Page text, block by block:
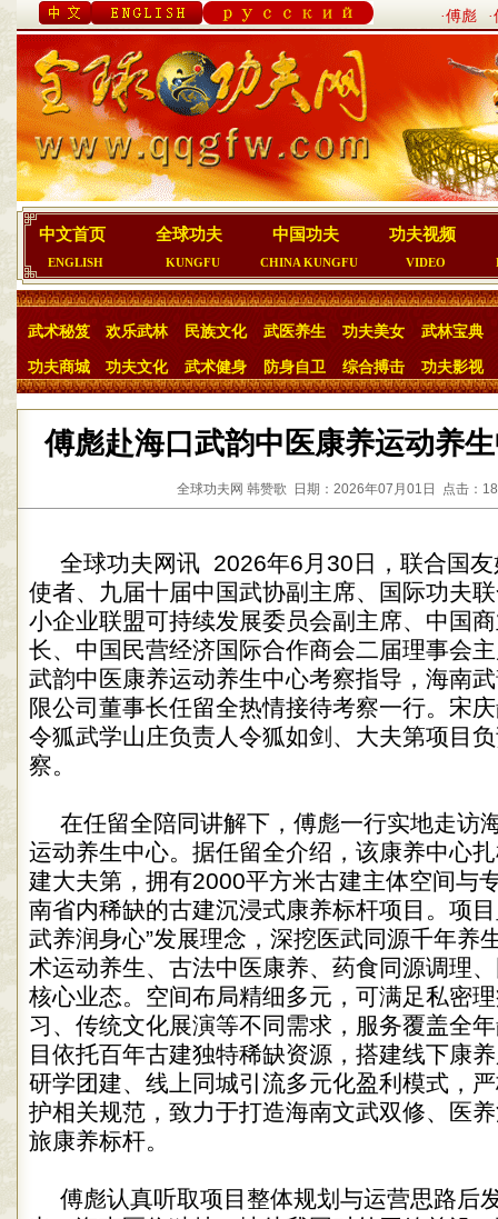
·傅彪
中文首页
ENGLISH
全球功夫
KUNGFU
中国功夫
CHINA KUNGFU
功夫视频
VIDEO
武术秘笈 欢乐武林 民族文化 武医养生 功夫美女 武林宝典
功夫商城 功夫文化 武术健身 防身自卫 综合搏击 功夫影视
傅彪赴海口武韵中医康养运动养
全球功夫网 韩赞歌 日期：2026年07月01日 点击：
全球功夫网讯 2026年6月30日，联合国
使者、九届十届中国武协副主席、国际功夫
小企业联盟可持续发展委员会副主席、中国
长、中国民营经济国际合作商会二届理事会
武韵中医康养运动养生中心考察指导，海南
限公司董事长任留全热情接待考察一行。宋
令狐武学山庄负责人令狐如剑、大夫第项目
察。
在任留全陪同讲解下，傅彪一行实地走访
运动养生中心。据任留全介绍，该康养中心
建大夫第，拥有2000平方米古建主体空间与
南省内稀缺的古建沉浸式康养标杆项目。项
武养润身心”发展理念，深挖医武同源千年养
术运动养生、古法中医康养、药食同源调理
核心业态。空间布局精细多元，可满足私密
习、传统文化展演等不同需求，服务覆盖全
目依托百年古建独特稀缺资源，搭建线下康
研学团建、线上同城引流多元化盈利模式，
护相关规范，致力于打造海南文武双修、医
旅康养标杆。
傅彪认真听取项目整体规划与运营思路后